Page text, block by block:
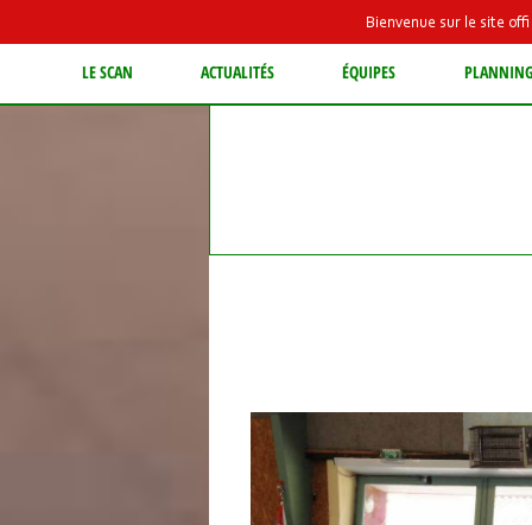
Bienvenue sur le site
LE SCAN ACTUALITÉS ÉQUIPES